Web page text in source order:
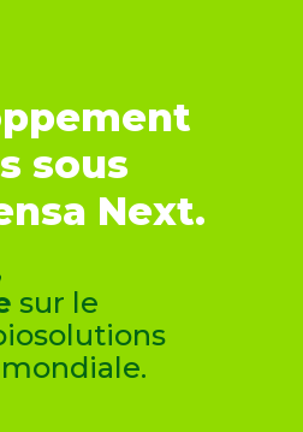
sous
Next.
sur le